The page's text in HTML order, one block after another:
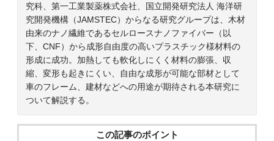
究科、第一工業製薬株式会社、国立開発研究法人 海洋研
究開発機構（JAMSTEC）からなる研究グループは、木材
由来のナノ繊維であるセルロースナノファイバー（以
下、CNF）から成形自由度の高いプラスチック様材料の
形成に成功。加熱しても軟化しにくく材料の膨張、収
縮、変形も起きにくい、自由な成形が可能な部材として
車のフレーム、建材などへの用途が期待される本研究に
ついて解説する。
この記事のポイント